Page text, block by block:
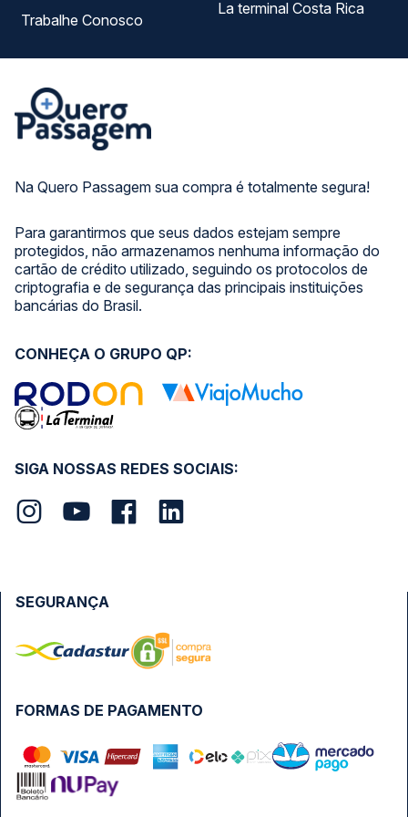
Na Quero Passagem sua compra é totalmente segura!
Para garantirmos que seus dados estejam sempre
protegidos, não armazenamos nenhuma informação do
cartão de crédito utilizado, seguindo os protocolos de
criptografia e de segurança das principais instituições
bancárias do Brasil.
Trabalhe Conosco
La terminal Costa Rica
SIGA NOSSAS REDES SOCIAIS:
CONHEÇA O GRUPO QP:
FORMAS DE PAGAMENTO
SEGURANÇA